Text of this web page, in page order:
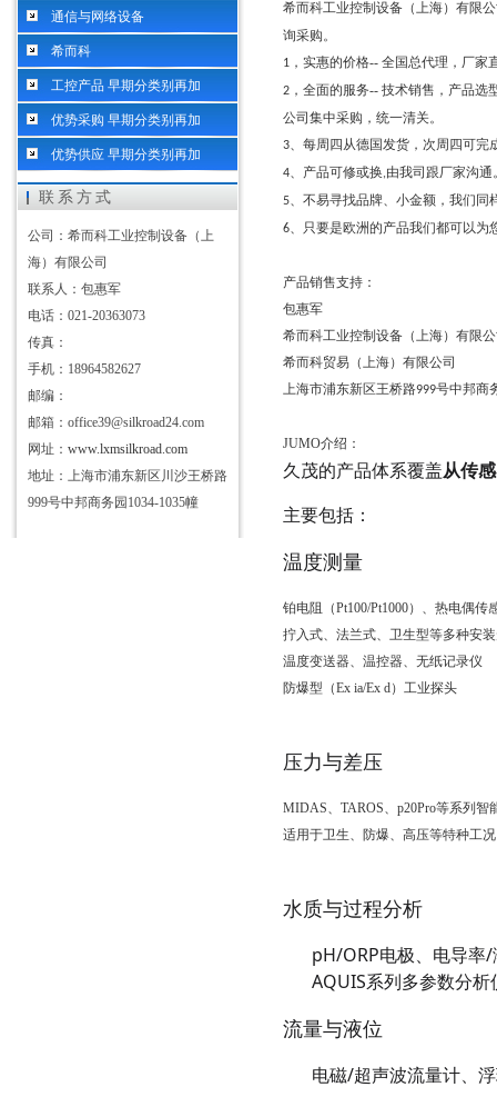
通信与网络设备
希而科
工控产品 早期分类别再加
优势采购 早期分类别再加
优势供应 早期分类别再加
联系方式
公司：希而科工业控制设备（上
海）有限公司
联系人：包惠军
电话：021-20363073
传真：
手机：18964582627
邮编：
邮箱：office39@silkroad24.com
网址： www.lxmsilkroad.com
地址：上海市浦东新区川沙王桥路
999号中邦商务园1034-1035幢
希而科工业控制设备（上海）有限
询采购。
1 ，实惠的价格-- 全国总代理，厂家
2 ，全面的服务-- 技术销售，产品选
公司集中采购，统一清关。
3、每周四从德国发货，次周四可完
4、产品可修或换,由我司跟厂家沟通
5、不易寻找品牌、小金额，我们同
6、只要是欧洲的产品我们都可以为
产品销售支持：
包惠军
希而科工业控制设备（上海）有限
希而科贸易（上海）有限公司
上海市浦东新区王桥路999号中邦商
JUMO介绍：
久茂的产品体系覆盖从传
主要包括：
温度测量
铂电阻（Pt100/Pt1000）、热电偶传
拧入式、法兰式、卫生型等多种安
温度变送器、温控器、无纸记录仪
防爆型（Ex ia/Ex d）工业探头
压力与差压
MIDAS、TAROS、p20Pro等系列智
适用于卫生、防爆、高压等特种工况
水质与过程分析
pH/ORP电极、电导率
AQUIS系列多参数分析
流量与液位
电磁/超声波流量计、